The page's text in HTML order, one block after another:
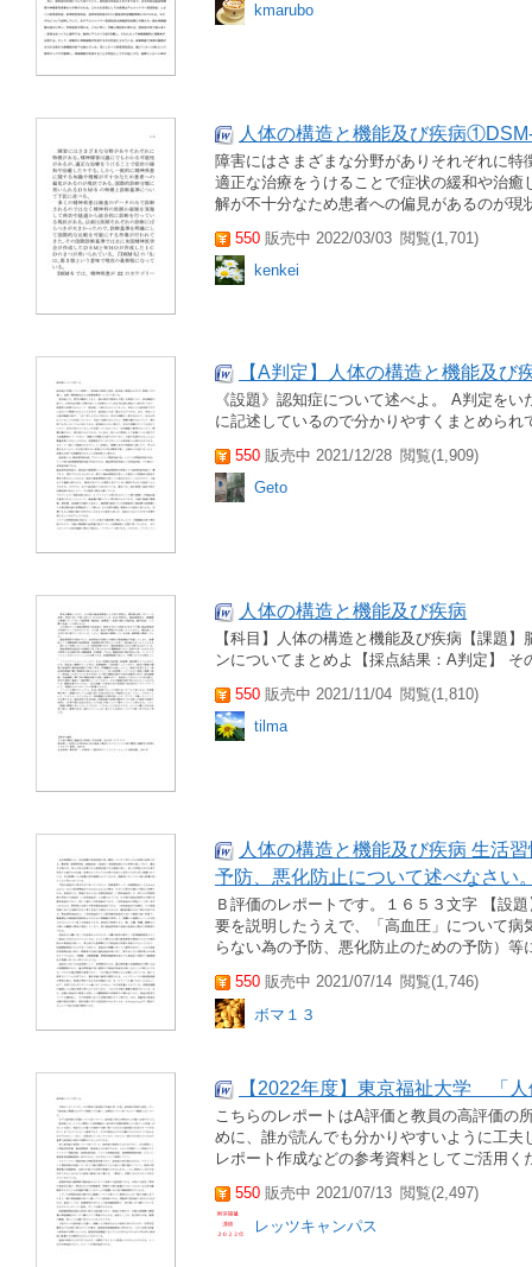
kmarubo
人体の構造と機能及び疾病
障害にはさまざまな分野がありそれぞれに
適正な治療をうけることで症状の緩和や治
解が不十分なため患者への偏見があるのが
550 販売中 2022/03/03 閲覧(1,701)
kenkei
【A判定】人体の構造と機能及
《設題》認知症について述べよ。 A判定を
に記述しているので分かりやすくまとめられ
550 販売中 2021/12/28 閲覧(1,909)
Geto
人体の構造と機能及び疾病
【科目】人体の構造と機能及び疾病【課題
ンについてまとめよ【採点結果：A判定】
550 販売中 2021/11/04 閲覧(1,810)
tilma
人体の構造と機能及び疾病 生活
予防、悪化防止について述べなさい
Ｂ評価のレポートです。１６５３文字 【設
要を説明したうえで、「高血圧」について
らない為の予防、悪化防止のための予防）等
550 販売中 2021/07/14 閲覧(1,746)
ボマ１３
【2022年度】東京福祉大学 「
こちらのレポートはA評価と教員の高評価の
めに、誰が読んでも分かりやすいように工
レポート作成などの参考資料としてご活用
550 販売中 2021/07/13 閲覧(2,497)
レッツキャンパス